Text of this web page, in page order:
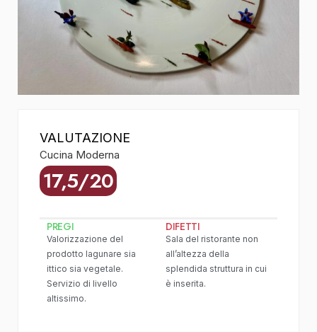
VALUTAZIONE
Cucina Moderna
17,5/20
PREGI
Valorizzazione del
prodotto lagunare sia
ittico sia vegetale.
Servizio di livello
altissimo.
DIFETTI
Sala del ristorante non
all’altezza della
splendida struttura in cui
è inserita.